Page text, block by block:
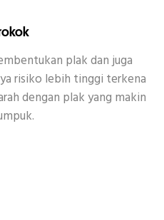
plak dan juga
risiko lebih tinggi terkena
dengan plak yang makin